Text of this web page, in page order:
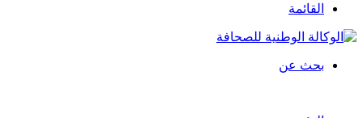
القائمة
بحث عن